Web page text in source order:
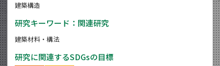
建築構造
研究キーワード：関連研究
建築材料・構法
研究に関連するSDGsの目標